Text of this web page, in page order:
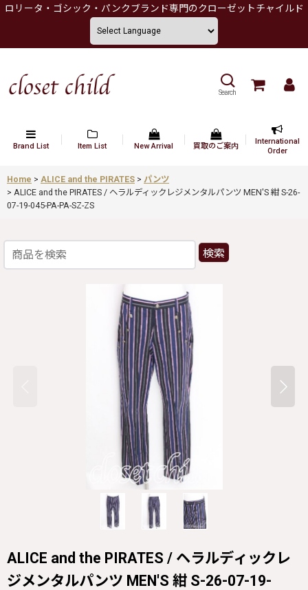
ロリータ・ゴシック・パンクブランド専門のクローゼットチャイルド
Search
Brand List Item List New Arrival 買取のご案内
International
Order
Home > ALICE and the PIRATES > パンツ
> ALICE and the PIRATES / ヘラルディックレジメンタルパンツ MEN'S 紺 S-26-
07-19-045-PA-PA-SZ-ZS
検索
ALICE and the PIRATES / ヘラルディックレ
ジメンタルパンツ MEN'S 紺 S-26-07-19-